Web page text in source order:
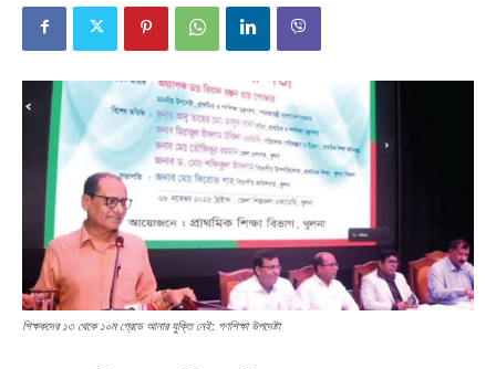
শিক্ষকদের ১৩ থেকে ১০ম গ্রেডে আনার যুক্তি নেই: গণশিক্ষা উপদেষ্টা